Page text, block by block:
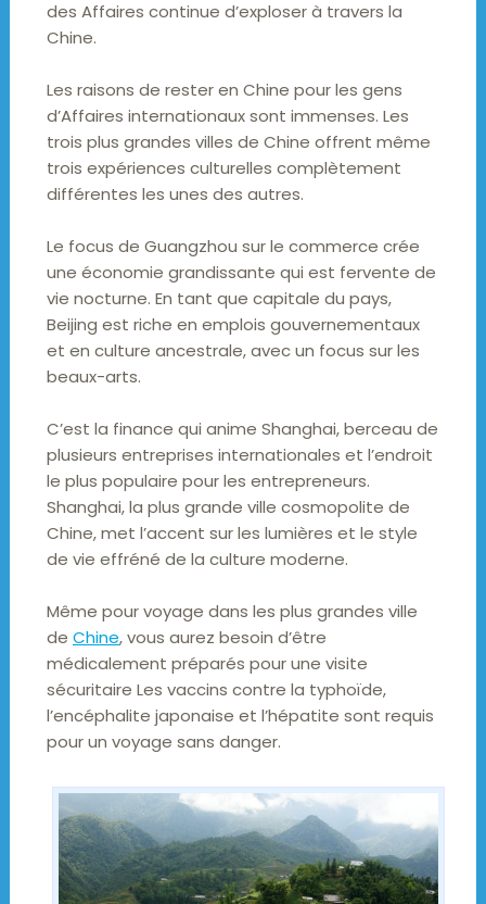
des Affaires continue d’exploser à travers la
Chine.
Les raisons de rester en Chine pour les gens
d’Affaires internationaux sont immenses. Les
trois plus grandes villes de Chine offrent même
trois expériences culturelles complètement
différentes les unes des autres.
Le focus de Guangzhou sur le commerce crée
une économie grandissante qui est fervente de
vie nocturne. En tant que capitale du pays,
Beijing est riche en emplois gouvernementaux
et en culture ancestrale, avec un focus sur les
beaux-arts.
C’est la finance qui anime Shanghai, berceau de
plusieurs entreprises internationales et l’endroit
le plus populaire pour les entrepreneurs.
Shanghai, la plus grande ville cosmopolite de
Chine, met l’accent sur les lumières et le style
de vie effréné de la culture moderne.
Même pour voyage dans les plus grandes ville
de Chine, vous aurez besoin d’être
médicalement préparés pour une visite
sécuritaire Les vaccins contre la typhoïde,
l’encéphalite japonaise et l’hépatite sont requis
pour un voyage sans danger.